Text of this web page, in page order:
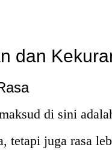
dan
di sini
tetapi juga rasa